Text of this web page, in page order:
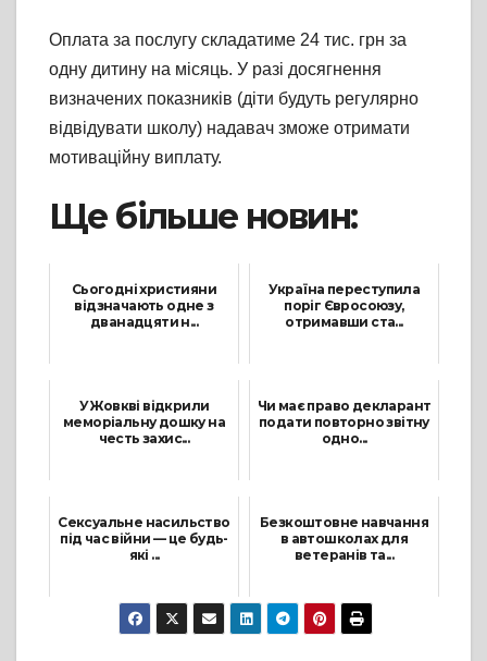
Оплата за послугу складатиме 24 тис. грн за
одну дитину на місяць. У разі досягнення
визначених показників (діти будуть регулярно
відвідувати школу) надавач зможе отримати
мотиваційну виплату.
Ще більше новин:
Сьогодні християни
відзначають одне з
дванадцяти н...
Україна переступила
поріг Євросоюзу,
отримавши ста...
У Жовкві відкрили
меморіальну дошку на
честь захис...
Чи має право декларант
подати повторно звітну
одно...
Сексуальне насильство
під час війни — це будь-
які ...
28 Грудня, 2023
Безкоштовне навчання
в автошколах для
ветеранів та...
5 Квітня, 2024